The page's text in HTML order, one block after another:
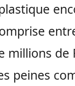
millions de
peines